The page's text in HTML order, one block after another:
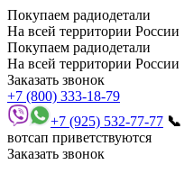
Покупаем радиодетали
На всей территории России
Покупаем радиодетали
На всей территории России
Заказать звонок
+7 (800) 333-18-79
+7 (925) 532-77-77 📞
вотсап приветствуются
Заказать звонок